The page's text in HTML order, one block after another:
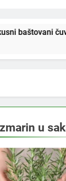
čuvaju
u